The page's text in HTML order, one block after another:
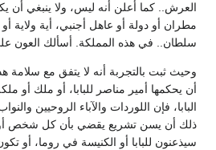
العرش.. كما أعلن أنه ليس، ولا ينبغي أن
مطران أو دولة أو عاهل أجنبي، أية ولاية
سلطان.. في هذه المملكة. أسألك العون
وحيث ثبت بالتجربة أنه لا يتفق مع سلامة
أن يحكمها أمير مناصر للبابا، أو ملك أو
البابا، فإن اللوردات والآباء الروحيين
ذلك أن يسن تشريع يقضي بأن كل شخص
سيذعنون للبابا أو الكنيسة في روما، أو